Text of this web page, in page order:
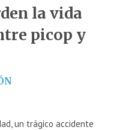
la vida
picop y
un trágico accidente